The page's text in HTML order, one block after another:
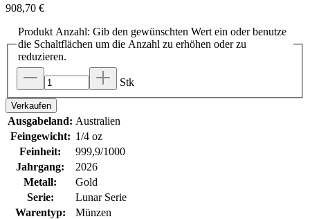
908,70 €
Produkt Anzahl: Gib den gewünschten Wert ein oder benutze
die Schaltflächen um die Anzahl zu erhöhen oder zu
reduzieren.
Stk
Verkaufen
Ausgabeland: Australien
Feingewicht: 1/4 oz
Feinheit:
999,9/1000
Jahrgang:
2026
Metall:
Gold
Serie:
Lunar Serie
Warentyp:
Münzen